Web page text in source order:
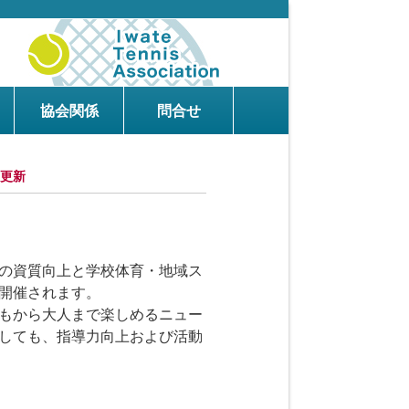
協会関係 問合せ
資質向上と学校体育・地域ス
されます。
から大人まで楽しめるニュー
ても、指導力向上および活動